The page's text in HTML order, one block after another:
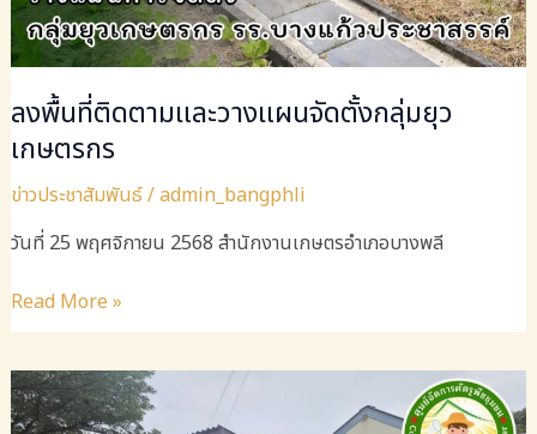
ลงพื้นที่ติดตามและวางแผนจัดตั้งกลุ่มยุว
เกษตรกร
ข่าวประชาสัมพันธ์/admin_bangphli
วันที่ ​25 พฤศจิกายน 2568​ สำนักงาน​เกษตร​อำเภอ​บางพลี
ลงพื้น
ที่
และ
วางแผน
Read More »